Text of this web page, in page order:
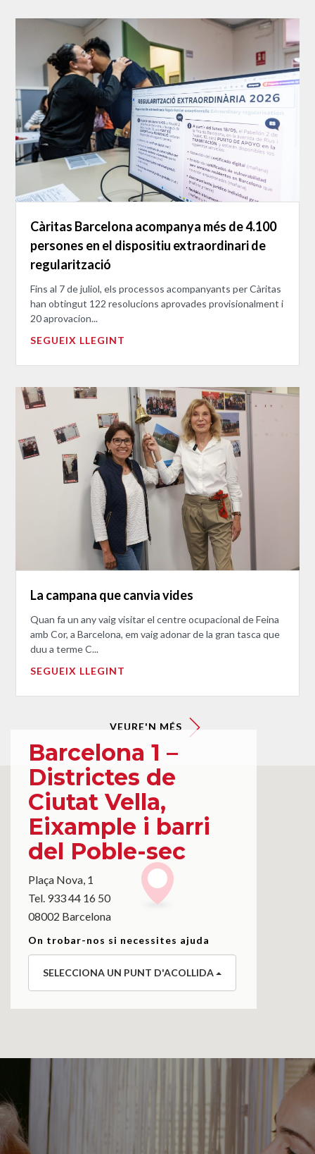
Càritas Barcelona acompanya més de 4.100
persones en el dispositiu extraordinari de
regularització
Fins al 7 de juliol, els processos acompanyants per Càritas
han obtingut 122 resolucions aprovades provisionalment i
20 aprovacion...
SEGUEIX LLEGINT
La campana que canvia vides
Quan fa un any vaig visitar el centre ocupacional de Feina
amb Cor, a Barcelona, em vaig adonar de la gran tasca que
duu a terme C...
SEGUEIX LLEGINT
VEURE'N MÉS
Barcelona 1 –
Districtes de
Ciutat Vella,
Eixample i barri
del Poble-sec
Plaça Nova, 1
Tel. 933 44 16 50
08002 Barcelona
On trobar-nos si necessites ajuda
SELECCIONA UN PUNT D'ACOLLIDA